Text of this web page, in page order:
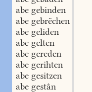
abe gebinden
abe gebrëchen
abe geliden
abe gelten
abe gereden
abe gerihten
abe gesitzen
abe gestân